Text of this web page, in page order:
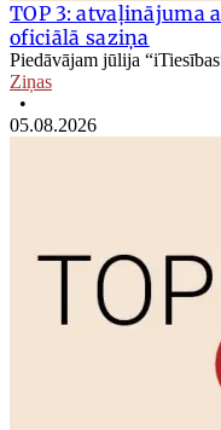
TOP 3: atvaļinājuma
oficiālā saziņa
Piedāvājam jūlija
Ziņas
•
05.08.2026